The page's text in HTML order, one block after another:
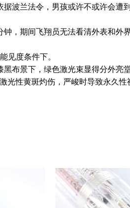
波兰法令，男孩或许不或许会遭
，期间飞翔员无法看清外表和外
度条件下。
景下，绿色激光束显得分外亮堂
性黄斑灼伤，严峻时导致永久性